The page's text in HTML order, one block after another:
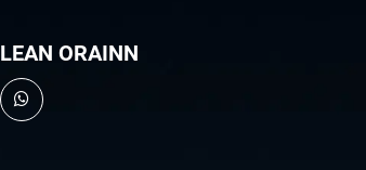
LEAN ORAINN